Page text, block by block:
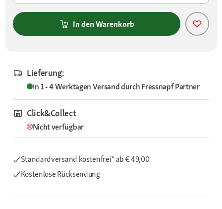
In den Warenkorb
Lieferung:
In 1 - 4 WerktagenVersand durchFressnapf Partner
Click&Collect
Nicht verfügbar
Standardversand kostenfrei*ab € 49,00
Kostenlose Rücksendung